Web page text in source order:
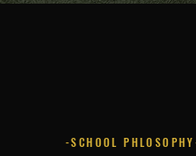
-SCHOOL